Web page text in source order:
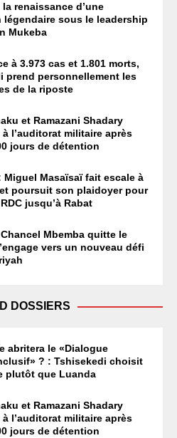
la renaissance d’une
sous le leadership
Mukeba
à 3.973 cas et 1.801 morts,
prend personnellement les
de la riposte
et Ramazani Shadary
l’auditorat militaire après
jours de détention
Miguel Masaïsaï fait escale à
poursuit son plaidoyer pour
jusqu’à Rabat
Mbemba quitte le
vers un nouveau défi
DOSSIERS
abritera le «Dialogue
? : Tshisekedi choisit
plutôt que Luanda
et Ramazani Shadary
l’auditorat militaire après
jours de détention